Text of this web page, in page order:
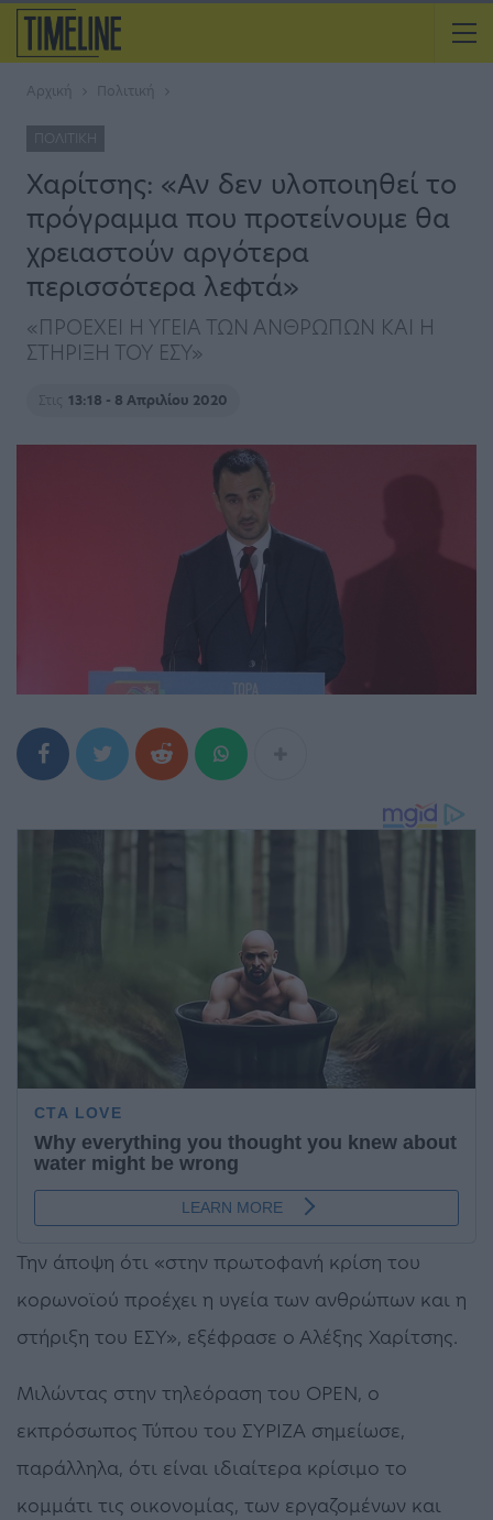
Αρχική Πολιτική
ΠΟΛΙΤΙΚΉ
Χαρίτσης: «Αν δεν υλοποιηθεί το
πρόγραμμα που προτείνουμε θα
χρειαστούν αργότερα
περισσότερα λεφτά»
«ΠΡΟΕΧΕΙ Η ΥΓΕΙΑ ΤΩΝ ΑΝΘΡΩΠΩΝ ΚΑΙ Η
ΣΤΗΡΙΞΗ ΤΟΥ ΕΣΥ»
Στις 13:18 - 8 Απριλίου 2020
Την άποψη ότι «στην πρωτοφανή κρίση του
κορωνοϊού προέχει η υγεία των ανθρώπων και η
στήριξη του ΕΣΥ», εξέφρασε ο Αλέξης Χαρίτσης.
Μιλώντας στην τηλεόραση του OPEN, o
εκπρόσωπος Τύπου του ΣΥΡΙΖΑ σημείωσε,
παράλληλα, ότι είναι ιδιαίτερα κρίσιμο το
κομμάτι τις οικονομίας, των εργαζομένων και